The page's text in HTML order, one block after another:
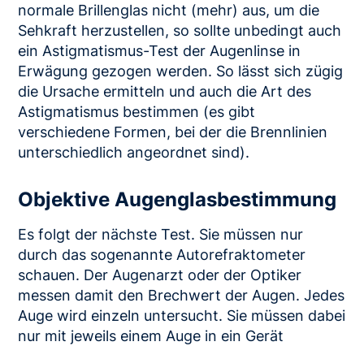
normale Brillenglas nicht (mehr) aus, um die
Sehkraft herzustellen, so sollte unbedingt auch
ein Astigmatismus-Test der Augenlinse in
Erwägung gezogen werden. So lässt sich zügig
die Ursache ermitteln und auch die Art des
Astigmatismus bestimmen (es gibt
verschiedene Formen, bei der die Brennlinien
unterschiedlich angeordnet sind).
Objektive Augenglasbestimmung
Es folgt der nächste Test. Sie müssen nur
durch das sogenannte Autorefraktometer
schauen. Der Augenarzt oder der Optiker
messen damit den Brechwert der Augen. Jedes
Auge wird einzeln untersucht. Sie müssen dabei
nur mit jeweils einem Auge in ein Gerät